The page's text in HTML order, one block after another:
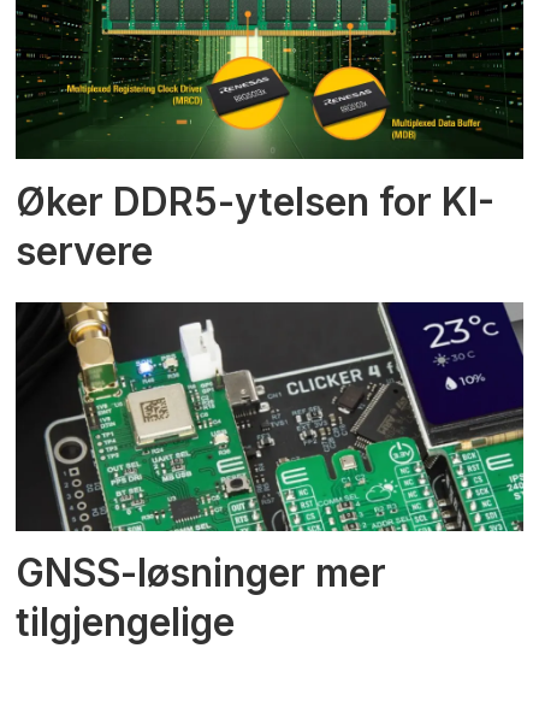
Øker DDR5-ytelsen for KI-
servere
GNSS-løsninger mer
tilgjengelige